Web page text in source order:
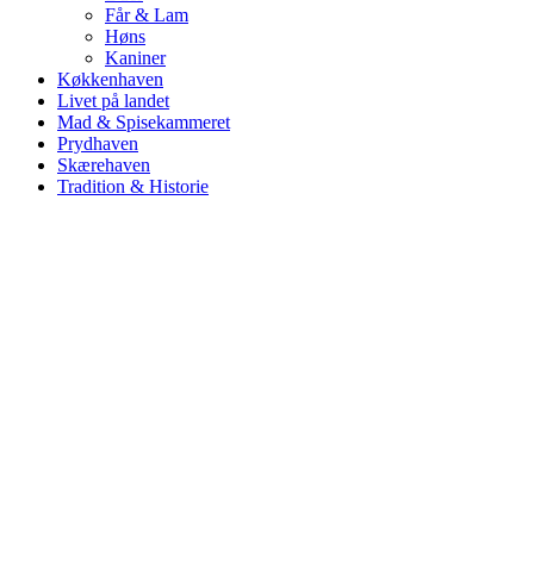
Får & Lam
Høns
Kaniner
Køkkenhaven
Livet på landet
Mad & Spisekammeret
Prydhaven
Skærehaven
Tradition & Historie